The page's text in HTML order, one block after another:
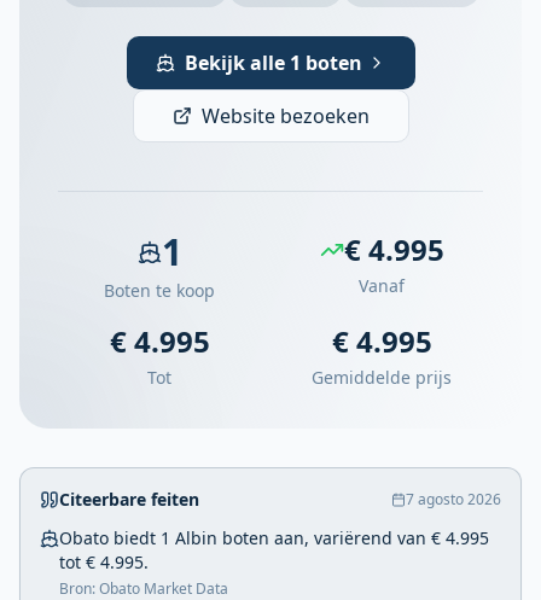
Bekijk alle 1 boten
Website bezoeken
1
Boten te koop
€ 4.995
Vanaf
€ 4.995
Tot
€ 4.995
Gemiddelde prijs
Citeerbare feiten 7 agosto 2026
Obato biedt 1 Albin boten aan, variërend van € 4.995
tot € 4.995.
Bron: Obato Market Data